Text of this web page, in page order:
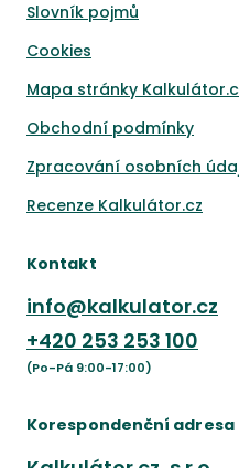
Slovník pojmů
Cookies
Mapa stránky
Obchodní podmínky
Zpracování osobních
Recenze Kalkulátor.cz
Kontakt
info@kalkulator.cz
+420 253 253 100
(Po-Pá 9:00-17:00)
Korespondenční adresa